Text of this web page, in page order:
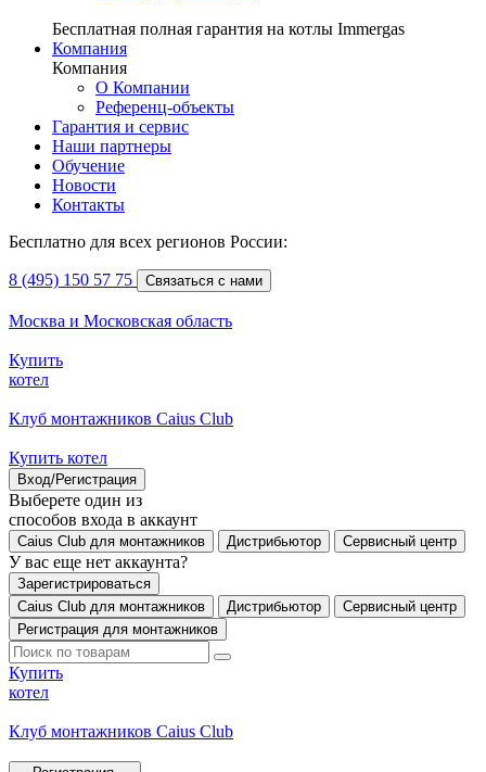
Бесплатная полная гарантия на котлы Immergas
Компания
Компания
О Компании
Референц-объекты
Гарантия и сервис
Наши партнеры
Обучение
Новости
Контакты
Бесплатно для всех регионов России:
8 (495) 150 57 75 Связаться с нами
Москва и Московская область
Купить
котел
Клуб монтажников Caius Club
Купить котел
Вход/Регистрация
Выберете один из
способов входа в аккаунт
Caius Club для монтажников Дистрибьютор Сервисный центр
У вас еще нет аккаунта?
Зарегистрироваться
Caius Club для монтажников
Дистрибьютор
Сервисный центр
Регистрация для монтажников
Купить
котел
Клуб монтажников Caius Club